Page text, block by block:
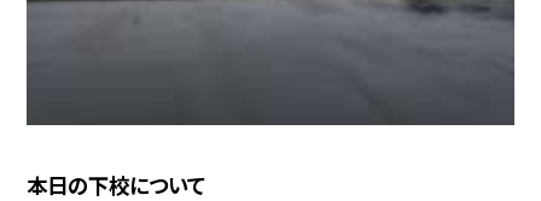
本日の下校について